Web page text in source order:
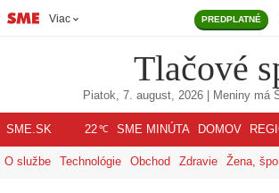
Viac PREDPLATNÉ
Tlačové
Piatok, 7. august, 2026 | Meniny má
SME.SK 22℃ SME MINÚTA DOMOV
O službe Technológie Obchod Zdravie Žena,